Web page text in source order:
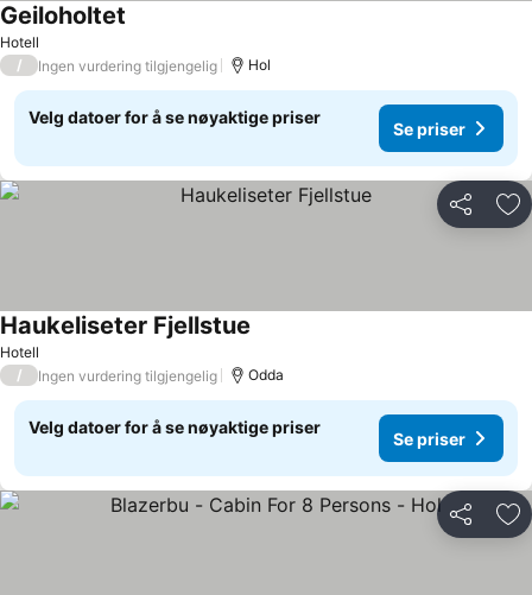
Hotell
Geiloholtet
/ Ingen vurdering tilgjengelig Hol
Velg datoer for å se nøyaktige priser
Se priser
Del
Hotell
Haukeliseter Fjellstue
/ Ingen vurdering tilgjengelig Odda
Velg datoer for å se nøyaktige priser
Se priser
Del